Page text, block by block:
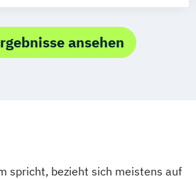
ansehen
spricht, bezieht sich meistens auf